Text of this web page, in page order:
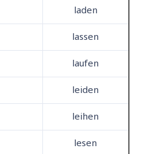
laden
lassen
laufen
leiden
leihen
lesen